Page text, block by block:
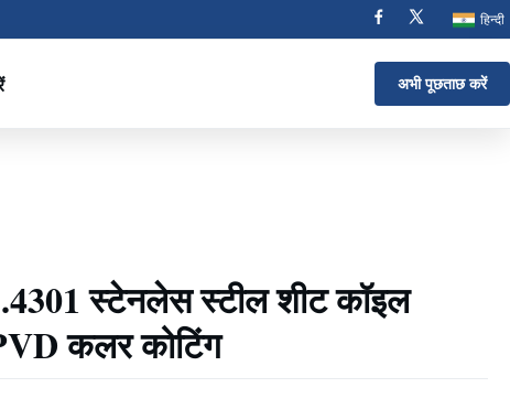
हिन्दी
अभी पूछताछ करें
स्टेनलेस स्टील शीट कॉइल
कलर कोटिंग